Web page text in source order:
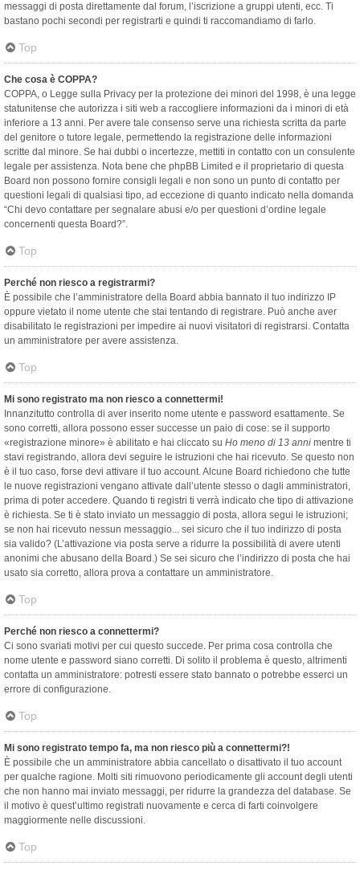
messaggi di posta direttamente dal forum, l’iscrizione a gruppi utenti, ecc. Ti
bastano pochi secondi per registrarti e quindi ti raccomandiamo di farlo.
Top
Che cosa è COPPA?
COPPA, o Legge sulla Privacy per la protezione dei minori del 1998, è una legge
statunitense che autorizza i siti web a raccogliere informazioni da i minori di età
inferiore a 13 anni. Per avere tale consenso serve una richiesta scritta da parte
del genitore o tutore legale, permettendo la registrazione delle informazioni
scritte dal minore. Se hai dubbi o incertezze, mettiti in contatto con un consulente
legale per assistenza. Nota bene che phpBB Limited e il proprietario di questa
Board non possono fornire consigli legali e non sono un punto di contatto per
questioni legali di qualsiasi tipo, ad eccezione di quanto indicato nella domanda
“Chi devo contattare per segnalare abusi e/o per questioni d’ordine legale
concernenti questa Board?”.
Top
Perché non riesco a registrarmi?
È possibile che l’amministratore della Board abbia bannato il tuo indirizzo IP
oppure vietato il nome utente che stai tentando di registrare. Può anche aver
disabilitato le registrazioni per impedire ai nuovi visitatori di registrarsi. Contatta
un amministratore per avere assistenza.
Top
Mi sono registrato ma non riesco a connettermi!
Innanzitutto controlla di aver inserito nome utente e password esattamente. Se
sono corretti, allora possono esser successe un paio di cose: se il supporto
«registrazione minore» è abilitato e hai cliccato su Ho meno di 13 anni mentre ti
stavi registrando, allora devi seguire le istruzioni che hai ricevuto. Se questo non
è il tuo caso, forse devi attivare il tuo account. Alcune Board richiedono che tutte
le nuove registrazioni vengano attivate dall’utente stesso o dagli amministratori,
prima di poter accedere. Quando ti registri ti verrà indicato che tipo di attivazione
è richiesta. Se ti è stato inviato un messaggio di posta, allora segui le istruzioni;
se non hai ricevuto nessun messaggio... sei sicuro che il tuo indirizzo di posta
sia valido? (L’attivazione via posta serve a ridurre la possibilità di avere utenti
anonimi che abusano della Board.) Se sei sicuro che l’indirizzo di posta che hai
usato sia corretto, allora prova a contattare un amministratore.
Top
Perché non riesco a connettermi?
Ci sono svariati motivi per cui questo succede. Per prima cosa controlla che
nome utente e password siano corretti. Di solito il problema è questo, altrimenti
contatta un amministratore: potresti essere stato bannato o potrebbe esserci un
errore di configurazione.
Top
Mi sono registrato tempo fa, ma non riesco più a connettermi?!
È possibile che un amministratore abbia cancellato o disattivato il tuo account
per qualche ragione. Molti siti rimuovono periodicamente gli account degli utenti
che non hanno mai inviato messaggi, per ridurre la grandezza del database. Se
il motivo è quest’ultimo registrati nuovamente e cerca di farti coinvolgere
maggiormente nelle discussioni.
Top